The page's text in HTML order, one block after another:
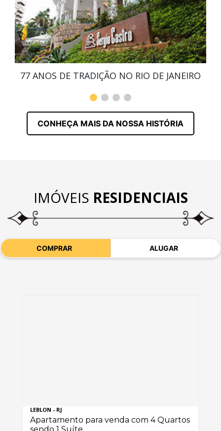
77 ANOS DE TRADIÇÃO NO RIO DE JANEIRO
CONHEÇA MAIS DA NOSSA HISTÓRIA
IMÓVEIS RESIDENCIAIS
COMPRAR ALUGAR
LEBLON - RJ
Apartamento para venda com 4 Quartos